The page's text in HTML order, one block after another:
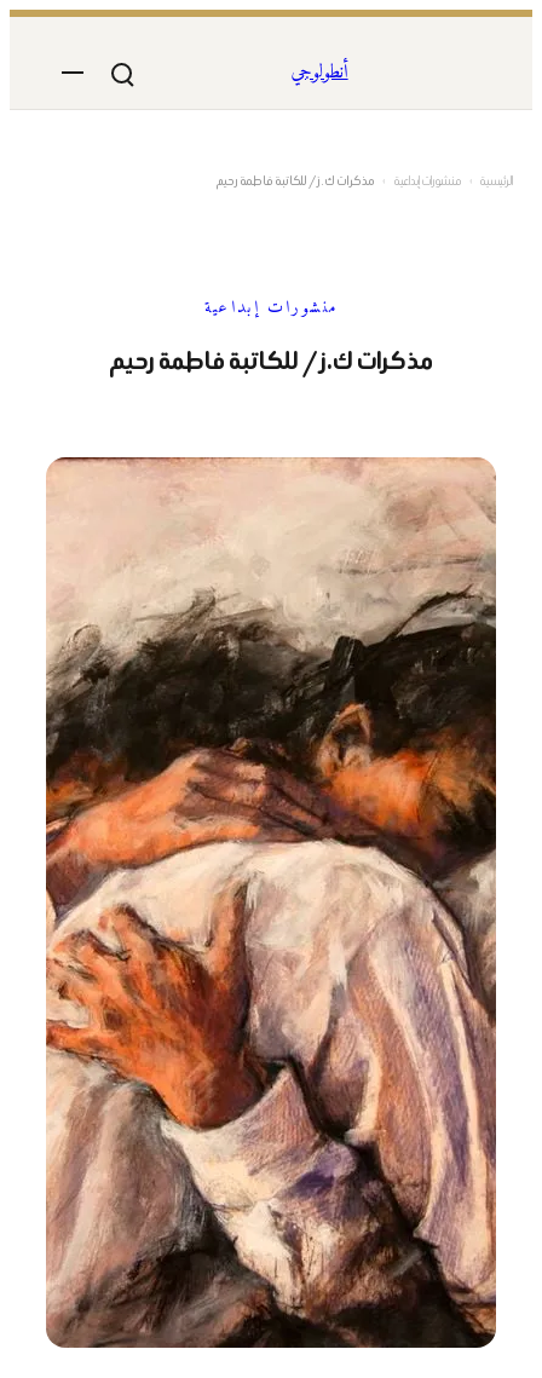
المحتوى
أنطولوجي
الرئيسية › منشورات إبداعية › مذكرات ك.ز / للكاتبة فاطمة رحيم
منشورات إبداعية
مذكرات ك.ز / للكاتبة فاطمة رحيم